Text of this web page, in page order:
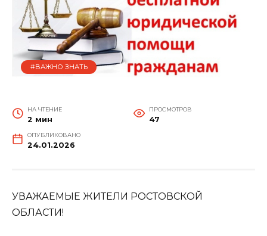
#ВАЖНО ЗНАТЬ
НА ЧТЕНИЕ
2 мин
ПРОСМОТРОВ
47
ОПУБЛИКОВАНО
24.01.2026
УВАЖАЕМЫЕ ЖИТЕЛИ РОСТОВСКОЙ
ОБЛАСТИ!